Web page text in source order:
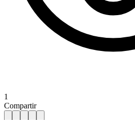
1
Compartir